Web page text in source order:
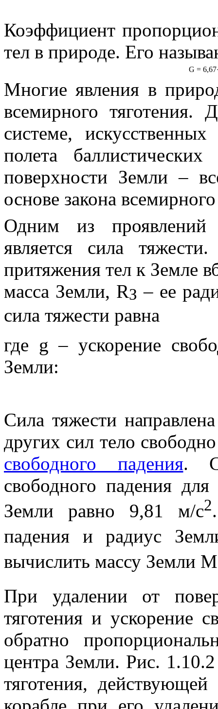
Коэффициент
тел в природе. Его
G =
Многие явления в
всемирного тяготения.
системе,
полета
поверхности Земли –
основе закона
Одним из проявлений
является сила тяжести.
притяжения тел к Земле
масса Земли, RЗ – ее
сила тяжести равна
где g –ускорение
Земли:
Сила тяжести
других сил тело
свободного падения.
свободного падения
Земли равно 9,81 м/с2
падения и радиус
вычислить массу Земли М
При удалении от
тяготения и ускорение
обратно
центра Земли. Рис.
тяготения,